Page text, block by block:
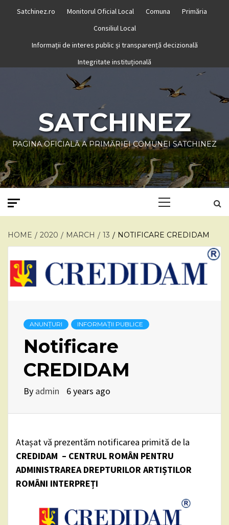
Satchinez.ro Monitorul Oficial Local Comuna
Primăria
Consiliul Local
Informații de interes public și transparență decizională
Integritate instituțională
SATCHINEZ
PAGINA OFICIALĂ A PRIMĂRIEI COMUNEI SATCHINEZ
HOME 2020 MARCH 13 NOTIFICARE CREDIDAM
ANUNȚURI INFORMAȚII PUBLICE
Notificare
CREDIDAM
By admin 6 years ago
Atașat vă prezentăm notificarea primită de la
CREDIDAM – CENTRUL ROMÂN PENTRU
ADMINISTRAREA DREPTURILOR ARTIȘTILOR
ROMÂNI INTERPREȚI